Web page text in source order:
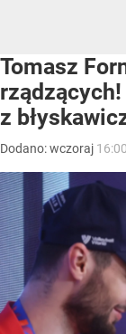
Tomasz
z
Dodano:wczoraj 16:00